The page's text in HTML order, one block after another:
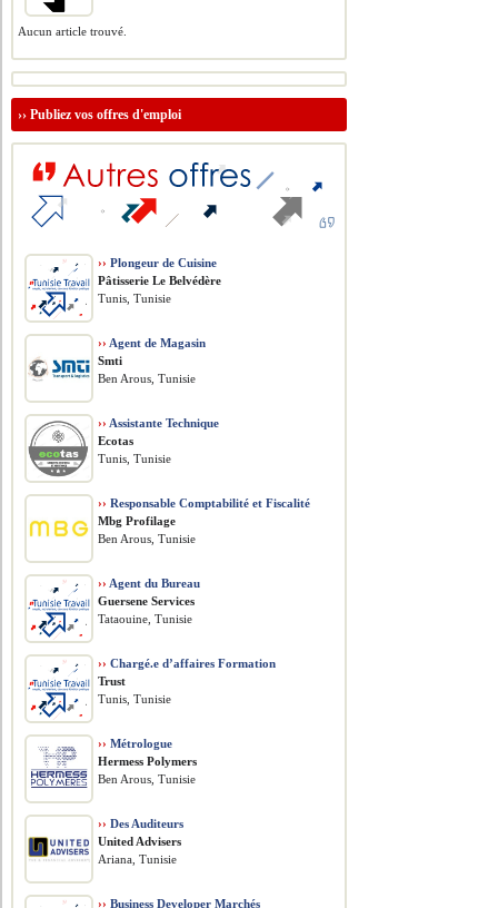
Aucun article trouvé.
››Publiez vos offres d'emploi
›› Plongeur de Cuisine
Pâtisserie Le Belvédère
Tunis, Tunisie
›› Agent de Magasin
Smti
Ben Arous, Tunisie
›› Assistante Technique
Ecotas
Tunis, Tunisie
›› Responsable Comptabilité et Fiscalité
Mbg Profilage
Ben Arous, Tunisie
›› Agent du Bureau
Guersene Services
Tataouine, Tunisie
›› Chargé.e d’affaires Formation
Trust
Tunis, Tunisie
›› Métrologue
Hermess Polymers
Ben Arous, Tunisie
›› Des Auditeurs
United Advisers
Ariana, Tunisie
›› Business Developer Marchés